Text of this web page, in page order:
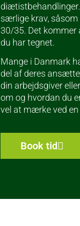
særlige krav,
30/35. Det kommer
du har tegnet.
Mange i Danmark
del af deres
din arbejdsgiver
om og hvordan du
vel at mærke ved
Book tid